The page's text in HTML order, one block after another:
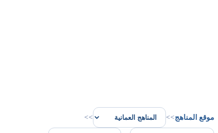
موقع المناهج>>
>>